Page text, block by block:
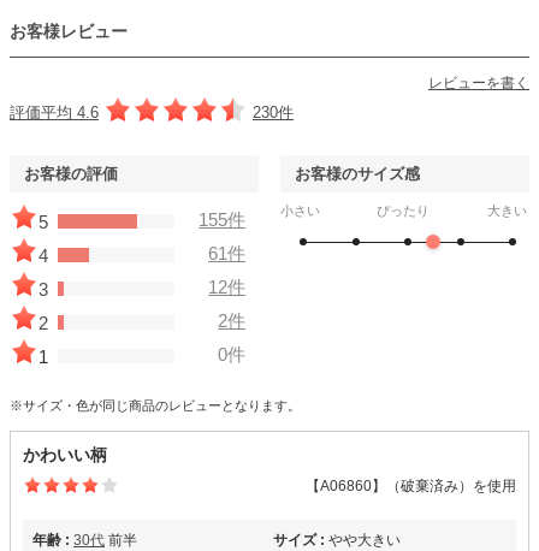
結婚式、二次会、謝恩会、成人式、同窓会、パーティー、女子会など
お客様レビュー
レビューを書く
評価平均 4.6 230件
お客様の評価
5
155件
4
61件
3
12件
2
2件
1
0件
お客様のサイズ感
小さい ぴったり 大きい
※サイズ・色が同じ商品のレビューとなります。
かわいい柄
【A06860】（破棄済み）を使用
年齢 : 30代 前半
サイズ : やや大きい